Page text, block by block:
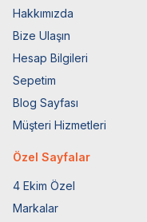
Hakkımızda
Bize Ulaşın
Hesap Bilgileri
Sepetim
Blog Sayfası
Müşteri Hizmetleri
Özel Sayfalar
4 Ekim Özel
Markalar